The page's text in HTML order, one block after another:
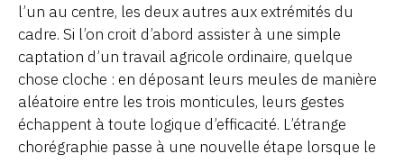
l’un au centre, les deux autres aux extrémités du
cadre. Si l’on croit d’abord assister à une simple
captation d’un travail agricole ordinaire, quelque
chose cloche : en déposant leurs meules de manière
aléatoire entre les trois monticules, leurs gestes
échappent à toute logique d’efficacité. L’étrange
chorégraphie passe à une nouvelle étape lorsque le